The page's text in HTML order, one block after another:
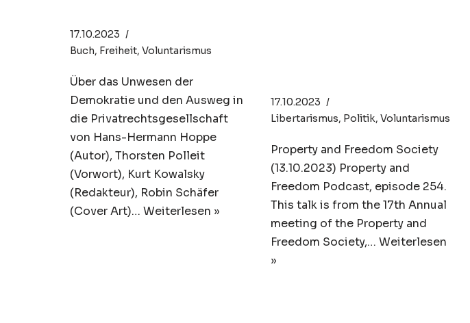
17.10.2023
Buch, Freiheit, Voluntarismus
Über das Unwesen der
Demokratie und den Ausweg in
die Privatrechtsgesellschaft
von Hans-Hermann Hoppe
(Autor), Thorsten Polleit
(Vorwort), Kurt Kowalsky
(Redakteur), Robin Schäfer
(Cover Art)… Weiterlesen »
17.10.2023
Libertarismus, Politik, Voluntarismus
Property and Freedom Society
(13.10.2023) Property and
Freedom Podcast, episode 254.
This talk is from the 17th Annual
meeting of the Property and
Freedom Society,… Weiterlesen
»